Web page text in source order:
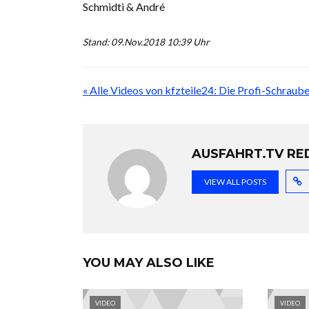
Schmidti & André
Stand: 09.Nov.2018 10:39 Uhr
« Alle Videos von kfzteile24: Die Profi-
AUSFAHRT.TV
VIEW ALL POSTS
YOU MAY ALSO LIKE
VIDEO VIDEO